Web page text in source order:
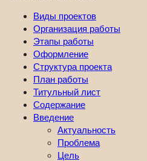
Виды проектов
Организация работы
Этапы работы
Оформление
Структура проекта
План работы
Титульный лист
Содержание
Введение
Актуальность
Проблема
Цель